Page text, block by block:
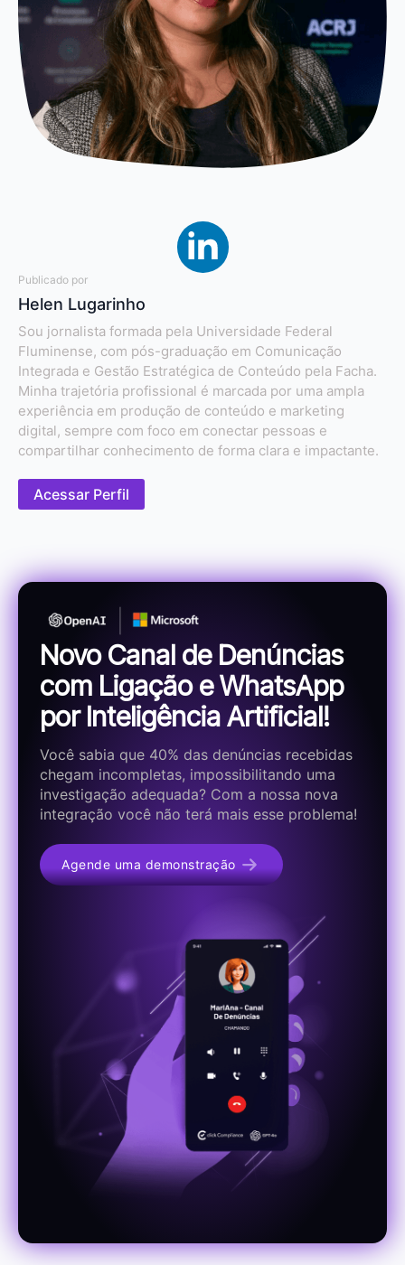
Publicado por
Helen Lugarinho
Sou jornalista formada pela Universidade Federal
Fluminense, com pós-graduação em Comunicação
Integrada e Gestão Estratégica de Conteúdo pela Facha.
Minha trajetória profissional é marcada por uma ampla
experiência em produção de conteúdo e marketing
digital, sempre com foco em conectar pessoas e
compartilhar conhecimento de forma clara e impactante.
Acessar Perfil
Novo Canal de Denúncias
com Ligação e WhatsApp
por Inteligência Artificial!
Você sabia que 40% das denúncias recebidas
chegam incompletas, impossibilitando uma
investigação adequada? Com a nossa nova
integração você não terá mais esse problema!
Agende uma demonstração